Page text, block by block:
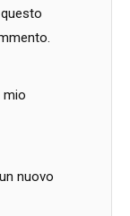
mio
nuovo